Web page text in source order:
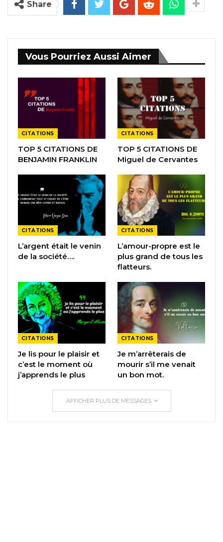
Share
Vous Pourriez Aussi Aimer
CITATIONS
TOP 5 CITATIONS DE
BENJAMIN FRANKLIN
CITATIONS
TOP 5 CITATIONS DE
Miguel de Cervantes
CITATIONS
L’argent était le venin
de la société….
CITATIONS
L’amour-propre est le
plus grand de tous les
flatteurs.
CITATIONS
Je lis pour le plaisir et
c’est le moment où
j’apprends le plus
CITATIONS
Je m’arrêterais de
mourir s’il me venait
un bon mot.
AFFICHER PLUS DE MESSAGES